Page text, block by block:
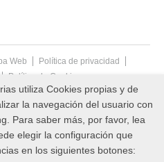
Menú pie
Web
Política de privacidad
Política de Cookies
Fin menú pie
UTC 2026 Fundación Princesa de
utiliza Cookies propias y de
la navegación del usuario con
Para saber más, por favor, lea
elegir la configuración que
en los siguientes botones: